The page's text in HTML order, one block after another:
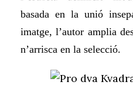
basada en la unió
imatge, l’autor amplia
n’arrisca en la selecció.